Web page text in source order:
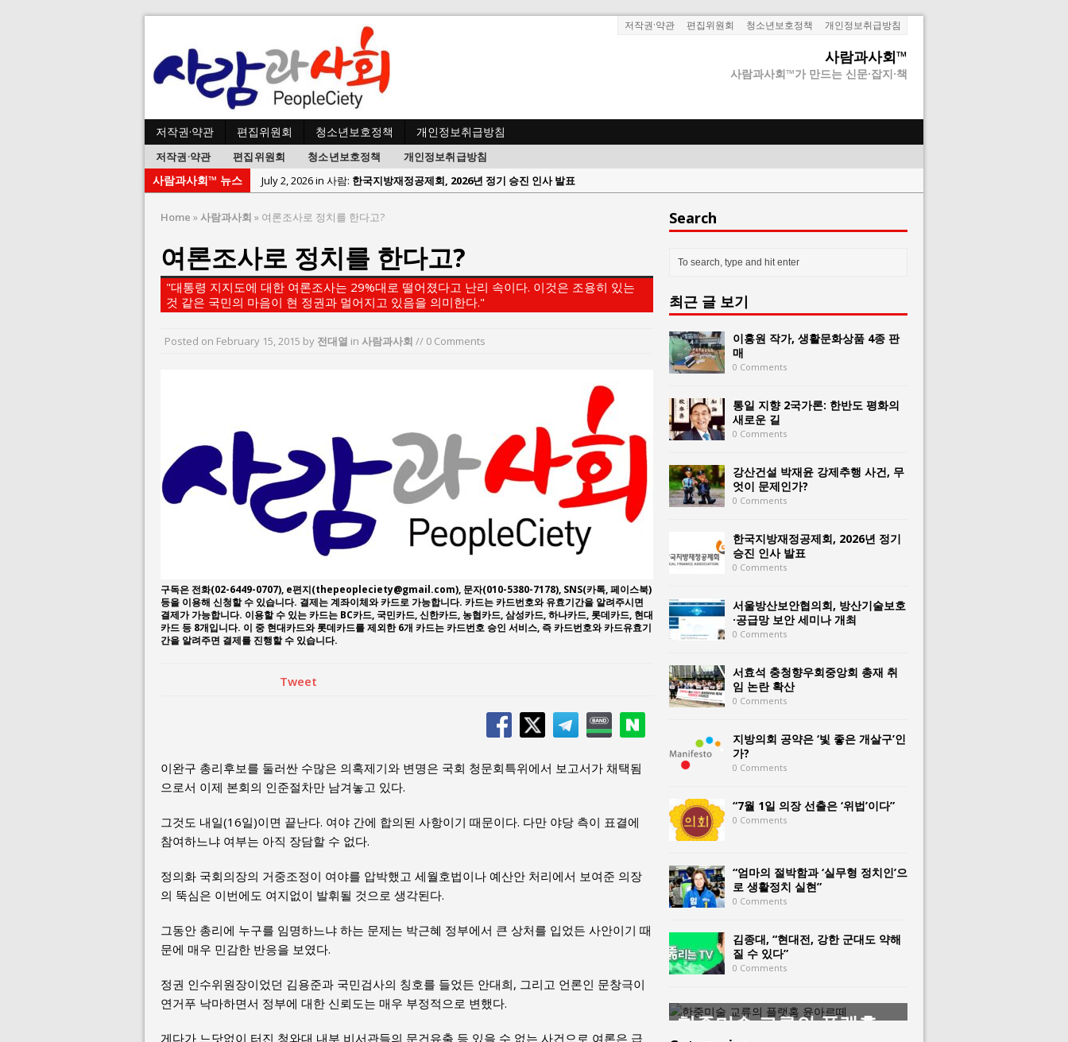
저작권·약관 편집위원회 청소년보호정책 개인정보취급방침
사람과사회™
사람과사회™가 만드는 신문·잡지·책
저작권·약관 편집위원회 청소년보호정책 개인정보취급방침
저작권·약관 편집위원회 청소년보호정책 개인정보취급방침
사람과사회™ 뉴스 July 1, 2026 in 사람과사회:서울방산보안협의회, 방산기술보호·공급망 보안 세미나 개최
June 2, 2026 in 사람과사회:“7월 1일 의장 선출은 ‘위법’이다”
May 27, 2026 in 사람과사회:“엄마의 절박함과 ‘실무형 정치인’으로 생활정치 실현”
May 23, 2026 in 사람과사회:김종대, “현대전, 강한 군대도 약해질 수 있다”
July 26, 2026 in 사람과사회:통일 지향 2국가론: 한반도 평화의 새로운 길
Home »사람과사회 » 여론조사로 정치를 한다고?
여론조사로 정치를 한다고?
"대통령 지지도에 대한 여론조사는 29%대로 떨어졌다고 난리 속이다. 이것은 조용히 있는
것 같은 국민의 마음이 현 정권과 멀어지고 있음을 의미한다."
Posted on February 15, 2015 by 전대열 in 사람과사회 // 0 Comments
구독은 전화(02-6449-0707), e편지(thepeopleciety@gmail.com), 문자(010-5380-7178), SNS(카톡, 페이스북)
등을 이용해 신청할 수 있습니다. 결제는 계좌이체와 카드로 가능합니다. 카드는 카드번호와 유효기간을 알려주시면
결제가 가능합니다. 이용할 수 있는 카드는 BC카드, 국민카드, 신한카드, 농협카드, 삼성카드, 하나카드, 롯데카드, 현대
카드 등 8개입니다. 이 중 현대카드와 롯데카드를 제외한 6개 카드는 카드번호 승인 서비스, 즉 카드번호와 카드유효기
간을 알려주면 결제를 진행할 수 있습니다.
Tweet
이완구 총리후보를 둘러싼 수많은 의혹제기와 변명은 국회 청문회특위에서 보고서가 채택됨
으로서 이제 본회의 인준절차만 남겨놓고 있다.
그것도 내일(16일)이면 끝난다. 여야 간에 합의된 사항이기 때문이다. 다만 야당 측이 표결에
참여하느냐 여부는 아직 장담할 수 없다.
정의화 국회의장의 거중조정이 여야를 압박했고 세월호법이나 예산안 처리에서 보여준 의장
의 뚝심은 이번에도 여지없이 발휘될 것으로 생각된다.
그동안 총리에 누구를 임명하느냐 하는 문제는 박근혜 정부에서 큰 상처를 입었든 사안이기 때
문에 매우 민감한 반응을 보였다.
정권 인수위원장이었던 김용준과 국민검사의 칭호를 들었든 안대희, 그리고 언론인 문창극이
연거푸 낙마하면서 정부에 대한 신뢰도는 매우 부정적으로 변했다.
게다가 느닷없이 터진 청와대 내부 비서관들의 문건유출 등 있을 수 없는 사건으로 여론은 급
Search
최근 글 보기
이홍원 작가, 생활문화상품 4종 판
매
0 Comments
통일 지향 2국가론: 한반도 평화의
새로운 길
0 Comments
강산건설 박재윤 강제추행 사건, 무
엇이 문제인가?
0 Comments
한국지방재정공제회, 2026년 정기
승진 인사 발표
0 Comments
서울방산보안협의회, 방산기술보호
·공급망 보안 세미나 개최
0 Comments
서효석 충청향우회중앙회 총재 취
임 논란 확산
0 Comments
지방의회 공약은 ‘빛 좋은 개살구’인
가?
0 Comments
“7월 1일 의장 선출은 ‘위법’이다”
0 Comments
“엄마의 절박함과 ‘실무형 정치인’으
로 생활정치 실현”
0 Comments
김종대, “현대전, 강한 군대도 약해
질 수 있다”
0 Comments
한중미술 교류의 플랫홈